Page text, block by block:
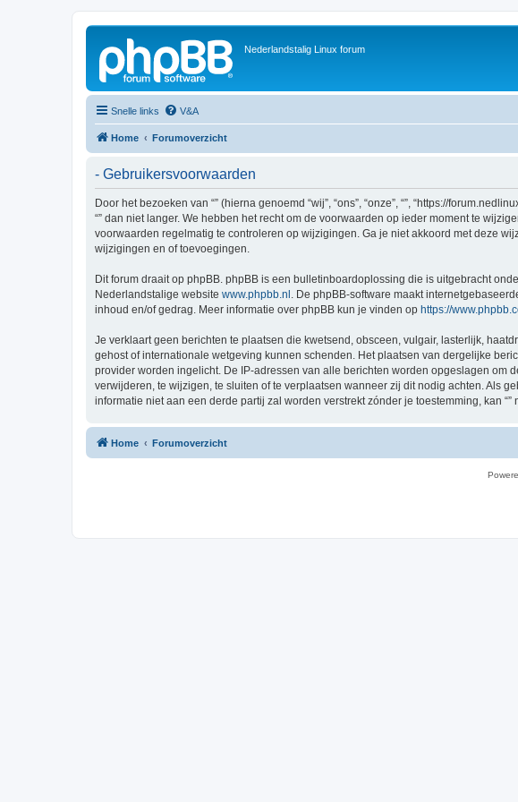
Nederlandstalig Linux forum
Snelle links V&A
Home Forumoverzicht
- Gebruikersvoorwaarden
Door het bezoeken van “” (hierna genoemd “wij”, “ons”, “onze”, “”, “https://
“” dan niet langer. We hebben het recht om de voorwaarden op ieder moment te
voorwaarden regelmatig te controleren op wijzigingen. Ga je niet akkoord met deze
wijzigingen en of toevoegingen.
Dit forum draait op phpBB. phpBB is een bulletinboardoplossing die is uitgebracht
Nederlandstalige website www.phpbb.nl . De phpBB-software maakt
inhoud en/of gedrag. Meer informatie over phpBB kun je vinden op https://
Je verklaart geen berichten te plaatsen die kwetsend, obsceen, vulgair, lasterlijk,
gehost of internationale wetgeving kunnen schenden. Het plaatsen van dergelijke
provider worden ingelicht. De IP-adressen van alle berichten worden opgeslagen om
verwijderen, te wijzigen, te sluiten of te verplaatsen wanneer zij dit nodig achten. Als
informatie niet aan een derde partij zal worden verstrekt zónder je toestemming, kan
Home Forumoverzicht